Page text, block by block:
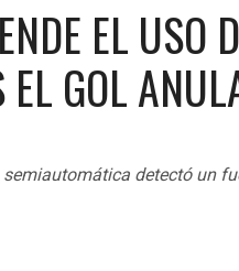
EL USO
GOL
detectó un